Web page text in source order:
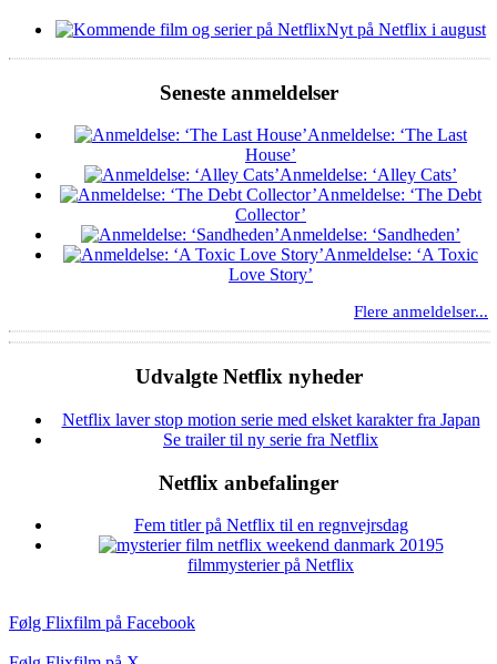
Nyt på Netflix i august
Seneste anmeldelser
Anmeldelse: ‘The Last
House’
Anmeldelse: ‘Alley Cats’
Anmeldelse: ‘The Debt
Collector’
Anmeldelse: ‘Sandheden’
Anmeldelse: ‘A Toxic
Love Story’
Flere anmeldelser...
Udvalgte Netflix nyheder
Netflix laver stop motion serie med elsket karakter fra Japan
Se trailer til ny serie fra Netflix
Netflix anbefalinger
Fem titler på Netflix til en regnvejrsdag
5
filmmysterier på Netflix
Følg Flixfilm på Facebook